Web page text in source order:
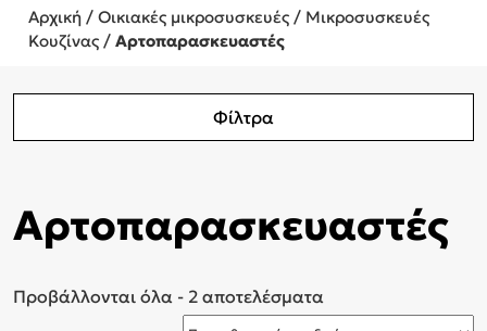
Αρχική / Οικιακές μικροσυσκευές / Μικροσυσκευές
Κουζίνας / Αρτοπαρασκευαστές
Φίλτρα
Αρτοπαρασκευαστές
Προβάλλονται όλα - 2 αποτελέσματα